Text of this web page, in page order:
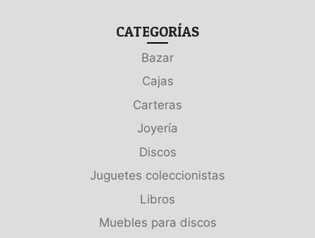
CATEGORÍAS
Bazar
Cajas
Carteras
Joyería
Discos
Juguetes coleccionistas
Libros
Muebles para discos